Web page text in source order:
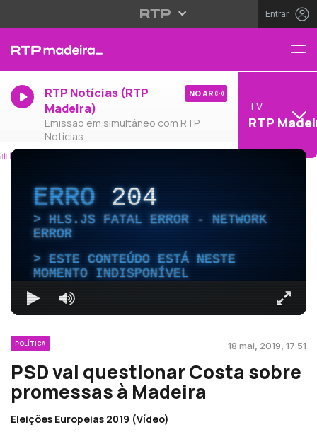
Entrar
RTP Notícias (RTP
Madeira)
Emissão em simultâneo com RTP
Notícias
NO AR
TV
RTP
ERRO204
HLS.JS FATAL ERROR - NETWORK
ERROR
ESTE CONTEÚDO ESTÁ NESTE
MOMENTO INDISPONÍVEL
POLÍTICA 18 mai, 2019, 17:51
PSD vai questionar Costa sobre
promessas à Madeira
Eleições Europeias 2019 (Vídeo)